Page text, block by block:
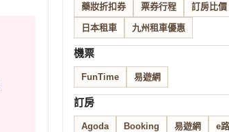
藥妝折扣券 票券行程 訂房比價
日本租車 九州租車優惠
機票
FunTime 易遊網
訂房
Agoda Booking 易遊網 e